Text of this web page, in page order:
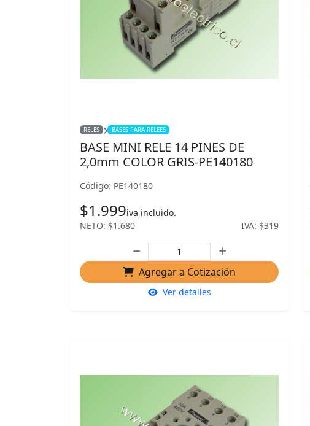
RELES BASES PARA RELEES
BASE MINI RELE 14 PINES DE
2,0mm COLOR GRIS-PE140180
Código: PE140180
$1.999iva incluido.
NETO: $1.680
IVA: $319
Agregar a Cotización
Ver detalles